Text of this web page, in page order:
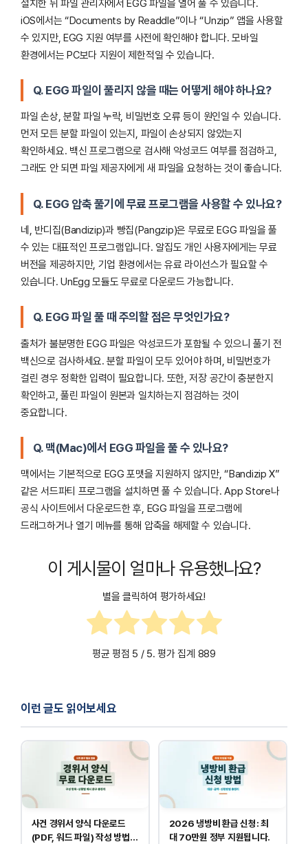
설치한 뒤 파일 관리자에서 EGG 파일을 열어 풀 수 있습니다.
iOS에서는 “Documents by Readdle”이나 “Unzip” 앱을 사용할
수 있지만, EGG 지원 여부를 사전에 확인해야 합니다. 모바일
환경에서는 PC보다 지원이 제한적일 수 있습니다.
Q. EGG 파일이 풀리지 않을 때는 어떻게 해야 하나요?
파일 손상, 분할 파일 누락, 비밀번호 오류 등이 원인일 수 있습니다.
먼저 모든 분할 파일이 있는지, 파일이 손상되지 않았는지
확인하세요. 백신 프로그램으로 검사해 악성코드 여부를 점검하고,
그래도 안 되면 파일 제공자에게 새 파일을 요청하는 것이 좋습니다.
Q. EGG 압축 풀기에 무료 프로그램을 사용할 수 있나요?
네, 반디집(Bandizip)과 빵집(Pangzip)은 무료로 EGG 파일을 풀
수 있는 대표적인 프로그램입니다. 알집도 개인 사용자에게는 무료
버전을 제공하지만, 기업 환경에서는 유료 라이선스가 필요할 수
있습니다. UnEgg 모듈도 무료로 다운로드 가능합니다.
Q. EGG 파일 풀 때 주의할 점은 무엇인가요?
출처가 불분명한 EGG 파일은 악성코드가 포함될 수 있으니 풀기 전
백신으로 검사하세요. 분할 파일이 모두 있어야 하며, 비밀번호가
걸린 경우 정확한 입력이 필요합니다. 또한, 저장 공간이 충분한지
확인하고, 풀린 파일이 원본과 일치하는지 점검하는 것이
중요합니다.
Q. 맥(Mac)에서 EGG 파일을 풀 수 있나요?
맥에서는 기본적으로 EGG 포맷을 지원하지 않지만, “Bandizip X”
같은 서드파티 프로그램을 설치하면 풀 수 있습니다. App Store나
공식 사이트에서 다운로드한 후, EGG 파일을 프로그램에
드래그하거나 열기 메뉴를 통해 압축을 해제할 수 있습니다.
이 게시물이 얼마나 유용했나요?
별을 클릭하여 평가하세요!
평균 평점 5 / 5. 평가 집계 889
이런 글도 읽어보세요
사건 경위서 양식 다운로드
(PDF, 워드 파일) 작성 방법
2026 냉방비 환급 신청: 최
대 70만원 정부 지원됩니다.